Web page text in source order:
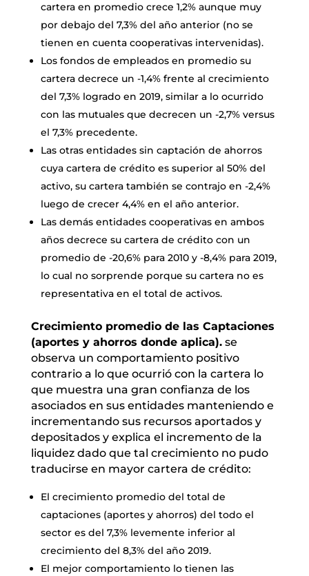
cartera en promedio crece 1,2% aunque muy
por debajo del 7,3% del año anterior (no se
tienen en cuenta cooperativas intervenidas).
Los fondos de empleados en promedio su
cartera decrece un -1,4% frente al crecimiento
del 7,3% logrado en 2019, similar a lo ocurrido
con las mutuales que decrecen un -2,7% versus
el 7,3% precedente.
Las otras entidades sin captación de ahorros
cuya cartera de crédito es superior al 50% del
activo, su cartera también se contrajo en -2,4%
luego de crecer 4,4% en el año anterior.
Las demás entidades cooperativas en ambos
años decrece su cartera de crédito con un
promedio de -20,6% para 2010 y -8,4% para 2019,
lo cual no sorprende porque su cartera no es
representativa en el total de activos.
Crecimiento promedio de las Captaciones
(aportes y ahorros donde aplica).se
observa un comportamiento positivo
contrario a lo que ocurrió con la cartera lo
que muestra una gran confianza de los
asociados en sus entidades manteniendo e
incrementando sus recursos aportados y
depositados y explica el incremento de la
liquidez dado que tal crecimiento no pudo
traducirse en mayor cartera de crédito:
El crecimiento promedio del total de
captaciones (aportes y ahorros) del todo el
sector es del 7,3% levemente inferior al
crecimiento del 8,3% del año 2019.
El mejor comportamiento lo tienen las